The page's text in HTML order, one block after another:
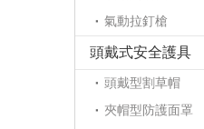
氣動拉釘槍
頭戴式安全護具
頭戴型割草帽
夾帽型防護面罩